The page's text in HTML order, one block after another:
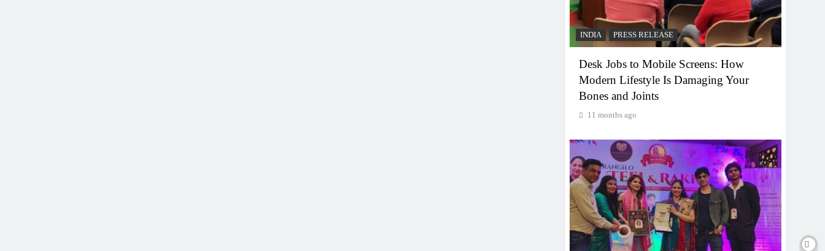
INDIA PRESS RELEASE
Desk Jobs to Mobile Screens: How
Modern Lifestyle Is Damaging Your
Bones and Joints
11 months ago